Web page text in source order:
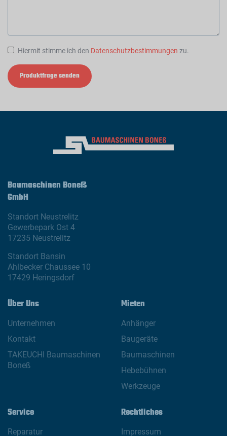
Hiermit stimme ich den Datenschutzbestimmungen zu.
Produktfrage senden
Baumaschinen Boneß
GmbH
Standort Neustrelitz
Gewerbepark Ost 4
17235 Neustrelitz
Standort Bansin
Ahlbecker Chaussee 10
17429 Heringsdorf
Über Uns
Unternehmen
Kontakt
TAKEUCHI Baumaschinen
Boneß
Mieten
Anhänger
Baugeräte
Baumaschinen
Hebebühnen
Werkzeuge
Service
Reparatur
Rechtliches
Impressum